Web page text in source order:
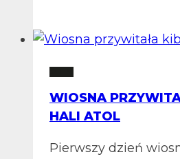
WIOSNA
HALI ATOL
Pierwszy dzień